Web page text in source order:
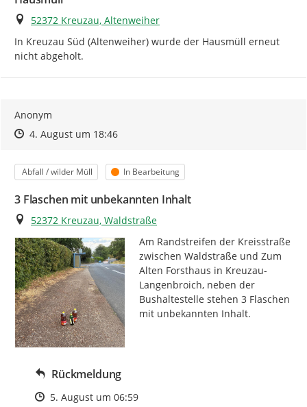
Ort
52372 Kreuzau, Altenweiher
In Kreuzau Süd (Altenweiher) wurde der Hausmüll erneut
nicht abgeholt.
Anonym
Zeitpunkt des Erstellens
Zeitpunkt des Erstellens
4. August um 18:46Zur Äußerung
Kategorie
Abfall / wilder Müll Status
In Bearbeitung
3 Flaschen mit unbekannten Inhalt
Ort
52372 Kreuzau, Waldstraße
Am Randstreifen der Kreisstraße
zwischen Waldstraße und Zum
Alten Forsthaus in Kreuzau-
Langenbroich, neben der
Bushaltestelle stehen 3 Flaschen
mit unbekannten Inhalt.
Rückmeldung
Zeitpunkt des Erstellens
5. August um 06:59